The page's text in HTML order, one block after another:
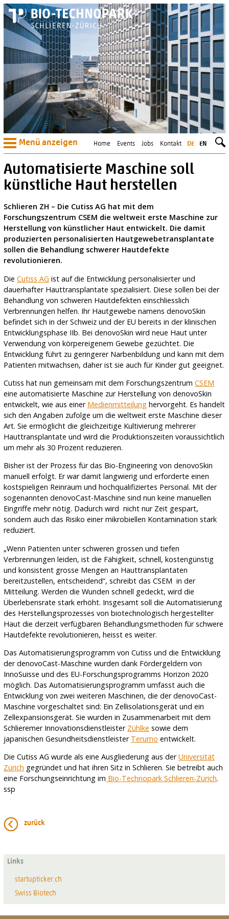
Menü anzeigen DE EN
Home Events Jobs Kontakt
Automatisierte Maschine soll
künstliche Haut herstellen
Schlieren ZH – Die Cutiss AG hat mit dem
Forschungszentrum CSEM die weltweit erste Maschine zur
Herstellung von künstlicher Haut entwickelt. Die damit
produzierten personalisierten Hautgewebetransplantate
sollen die Behandlung schwerer Hautdefekte
revolutionieren.
DieCutiss AG ist auf die Entwicklung personalisierter und
dauerhafter Hauttransplantate spezialisiert. Diese sollen bei der
Behandlung von schweren Hautdefekten einschliesslich
Verbrennungen helfen. Ihr Hautgewebe namens denovoSkin
befindet sich in der Schweiz und der EU bereits in der klinischen
Entwicklungsphase IIb. Bei denovoSkin wird neue Haut unter
Verwendung von körpereigenem Gewebe gezüchtet. Die
Entwicklung führt zu geringerer Narbenbildung und kann mit dem
Patienten mitwachsen, daher ist sie auch für Kinder gut geeignet.
Cutiss hat nun gemeinsam mit dem ForschungszentrumCSEM
eine automatisierte Maschine zur Herstellung von denovoSkin
entwickelt, wie aus einer Medienmitteilung hervorgeht. Es handelt
sich den Angaben zufolge um die weltweit erste Maschine dieser
Art. Sie ermöglicht die gleichzeitige Kultivierung mehrerer
Hauttransplantate und wird die Produktionszeiten voraussichtlich
um mehr als 30 Prozent reduzieren.
Bisher ist der Prozess für das Bio-Engineering von denovoSkin
manuell erfolgt. Er war damit langwierig und erforderte einen
kostspieligen Reinraum und hochqualifiziertes Personal. Mit der
sogenannten denovoCast-Maschine sind nun keine manuellen
Eingriffe mehr nötig. Dadurch wird nicht nur Zeit gespart,
sondern auch das Risiko einer mikrobiellen Kontamination stark
reduziert.
„Wenn Patienten unter schweren grossen und tiefen
Verbrennungen leiden, ist die Fähigkeit, schnell, kostengünstig
und konsistent grosse Mengen an Hauttransplantaten
bereitzustellen, entscheidend“, schreibt das CSEM in der
Mitteilung. Werden die Wunden schnell gedeckt, wird die
Überlebensrate stark erhöht. Insgesamt soll die Automatisierung
des Herstellungsprozesses von biotechnologisch hergestellter
Haut die derzeit verfügbaren Behandlungsmethoden für schwere
Hautdefekte revolutionieren, heisst es weiter.
Das Automatisierungsprogramm von Cutiss und die Entwicklung
der denovoCast-Maschine wurden dank Fördergeldern von
InnoSuisse und des EU-Forschungsprogramms Horizon 2020
möglich. Das Automatisierungsprogramm umfasst auch die
Entwicklung von zwei weiteren Maschinen, die der denovoCast-
Maschine vorgeschaltet sind: Ein Zellisolationsgerät und ein
Zellexpansionsgerät. Sie wurden in Zusammenarbeit mit dem
Schlieremer Innovationsdienstleister Zühlke sowie dem
japanischen Gesundheitsdienstleister Terumo entwickelt.
Die Cutiss AG wurde als eine Ausgliederung aus derUniversität
Zürich gegründet und hat ihren Sitz in Schlieren. Sie betreibt auch
eine Forschungseinrichtung im Bio-Technopark Schlieren-Zürich.
ssp
zurück
Links
startupticker.ch
Swiss Biotech